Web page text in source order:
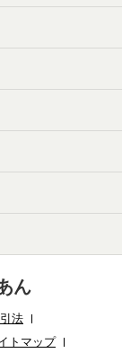
ん
法
トマップ